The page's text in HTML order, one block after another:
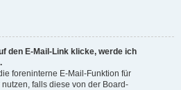
den E-Mail-Link klicke, werde ich
foreninterne E-Mail-Funktion für
falls diese von der Board-